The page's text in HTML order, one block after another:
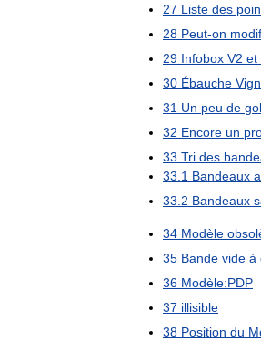
27 Liste des
28 Peut-on
29 Infobox V2 et
30 Ébauche
31 Un peu de
32 Encore un
33 Tri des
33 1 Bandeaux
33 2 Bandeaux
34 Modèle
35 Bande vide à
36 Modèle:PDP
37 illisible
38 Position du